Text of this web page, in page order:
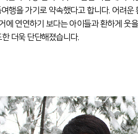
행을 가기로 약속했다고 합니다. 어려운
에 연연하기 보다는 아이들과 환하게 웃
더욱 단단해졌습니다.